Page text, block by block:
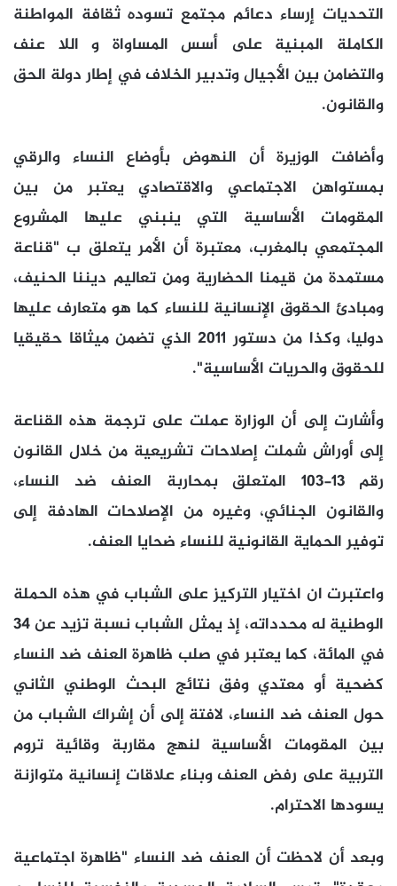
التحديات إرساء دعائم مجتمع تسوده ثقافة المواطنة
الكاملة المبنية على أسس المساواة و اللا عنف
والتضامن بين الأجيال وتدبير الخلاف في إطار دولة الحق
والقانون.
وأضافت الوزيرة أن النهوض بأوضاع النساء والرقي
بمستواهن الاجتماعي والاقتصادي يعتبر من بين
المقومات الأساسية التي ينبني عليها المشروع
المجتمعي بالمغرب، معتبرة أن الأمر يتعلق ب "قناعة
مستمدة من قيمنا الحضارية ومن تعاليم ديننا الحنيف،
ومبادئ الحقوق الإنسانية للنساء كما هو متعارف عليها
دوليا، وكذا من دستور 2011 الذي تضمن ميثاقا حقيقيا
للحقوق والحريات الأساسية".
وأشارت إلى أن الوزارة عملت على ترجمة هذه القناعة
إلى أوراش شملت إصلاحات تشريعية من خلال القانون
رقم 13-103 المتعلق بمحاربة العنف ضد النساء،
والقانون الجنائي، وغيره من الإصلاحات الهادفة إلى
توفير الحماية القانونية للنساء ضحايا العنف.
واعتبرت ان اختيار التركيز على الشباب في هذه الحملة
الوطنية له محدداته، إذ يمثل الشباب نسبة تزيد عن 34
في المائة، كما يعتبر في صلب ظاهرة العنف ضد النساء
كضحية أو معتدي وفق نتائج البحث الوطني الثاني
حول العنف ضد النساء، لافتة إلى أن إشراك الشباب من
بين المقومات الأساسية لنهج مقاربة وقائية تروم
التربية على رفض العنف وبناء علاقات إنسانية متوازنة
يسودها الاحترام.
وبعد أن لاحظت أن العنف ضد النساء "ظاهرة اجتماعية